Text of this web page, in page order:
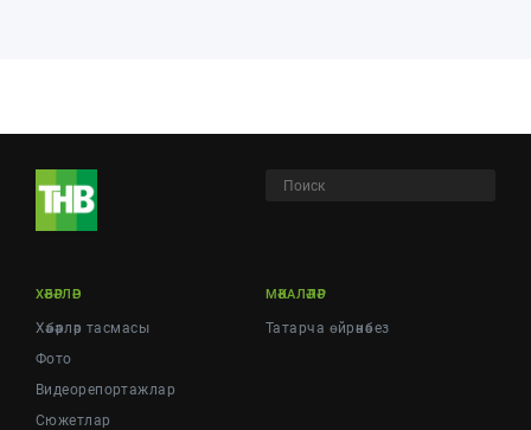
ХӘБӘРЛӘР
Хәбәрләр тасмасы
Фото
Видеорепортажлар
Cюжетлар
МӘКАЛӘЛӘР
Татарча өйрәнәбез